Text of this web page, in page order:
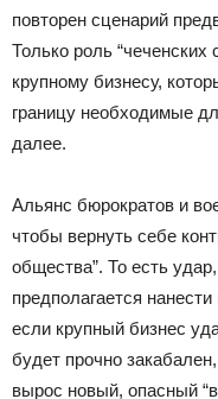
повторен сценарий
Только роль “чеченских
крупному бизнесу,
границу необходимые
далее.
Альянс бюрократов и
чтобы вернуть себе
общества”. То есть
предполагается
если крупный бизнес
будет прочно
вырос новый, опасный